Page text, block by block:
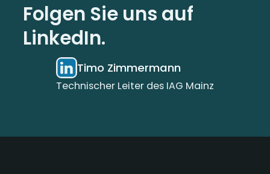
Folgen Sie uns auf
LinkedIn.
Timo Zimmermann
Technischer Leiter des IAG Mainz